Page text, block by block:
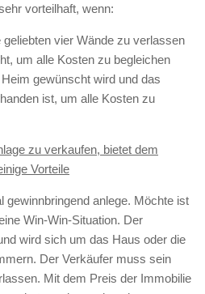
vorteilhaft, wenn:
vier Wände zu verlassen
um alle Kosten zu begleichen
gewünscht wird und das
ist, um alle Kosten zu
zu verkaufen, bietet dem
Vorteile
gewinnbringend anlege. Möchte ist
Win-Win-Situation. Der
wird sich um das Haus oder die
Der Verkäufer muss sein
Mit dem Preis der Immobilie